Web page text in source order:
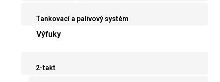
Tankovací a palivový systém
Výfuky
2-takt